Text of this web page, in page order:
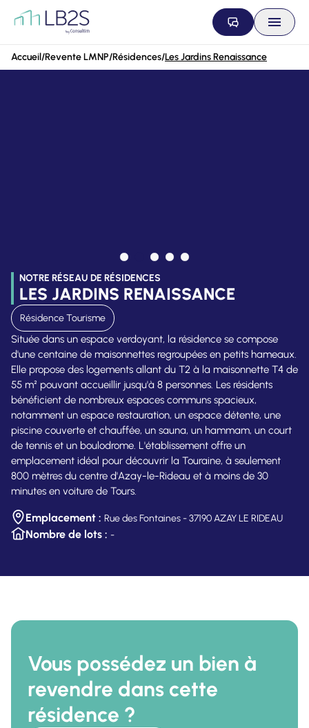
Aller au contenu
Accueil/Revente LMNP/Résidences/Les Jardins Renaissance
NOTRE RÉSEAU DE RÉSIDENCES
LES JARDINS RENAISSANCE
Résidence Tourisme
Située dans un espace verdoyant, la résidence se compose
d'une centaine de maisonnettes regroupées en petits hameaux.
Elle propose des logements allant du T2 à la maisonnette T4 de
55 m² pouvant accueillir jusqu'à 8 personnes. Les résidents
bénéficient de nombreux espaces communs spacieux,
notamment un espace restauration, un espace détente, une
piscine couverte et chauffée, un sauna, un hammam, un court
de tennis et un boulodrome. L'établissement offre un
emplacement idéal pour découvrir la Touraine, à seulement
800 mètres du centre d'Azay-le-Rideau et à moins de 30
minutes en voiture de Tours.
Emplacement : Rue des Fontaines - 37190 AZAY LE RIDEAU
Nombre de lots : -
Vous possédez un bien à
revendre dans cette
résidence ?